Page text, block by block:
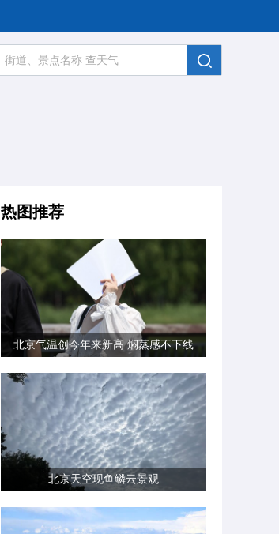
热图推荐
北京气温创今年来新高 焖蒸感不下线
北京天空现鱼鳞云景观